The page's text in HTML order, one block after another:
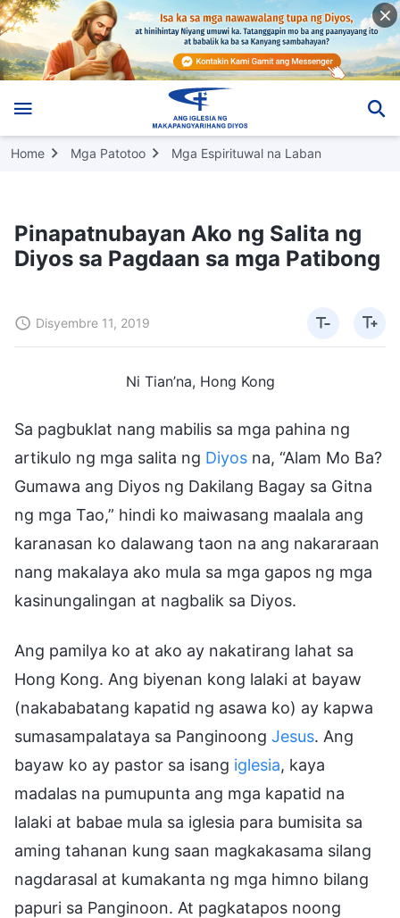
Home Mga Patotoo Mga Espirituwal na Laban
Pinapatnubayan Ako ng Salita ng
Diyos sa Pagdaan sa mga Patibong
Disyembre 11, 2019
Ni Tian’na, Hong Kong
Sa pagbuklat nang mabilis sa mga pahina ng
artikulo ng mga salita ng Diyos na, “Alam Mo Ba?
Gumawa ang Diyos ng Dakilang Bagay sa Gitna
ng mga Tao,” hindi ko maiwasang maalala ang
karanasan ko dalawang taon na ang nakararaan
nang makalaya ako mula sa mga gapos ng mga
kasinungalingan at nagbalik sa Diyos.
Ang pamilya ko at ako ay nakatirang lahat sa
Hong Kong. Ang biyenan kong lalaki at bayaw
(nakababatang kapatid ng asawa ko) ay kapwa
sumasampalataya sa Panginoong Jesus. Ang
bayaw ko ay pastor sa isang iglesia, kaya
madalas na pumupunta ang mga kapatid na
lalaki at babae mula sa iglesia para bumisita sa
aming tahanan kung saan magkakasama silang
nagdarasal at kumakanta ng mga himno bilang
papuri sa Panginoon. At pagkatapos noong